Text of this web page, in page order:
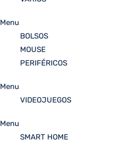
Menu
BOLSOS
MOUSE
PERIFÉRICOS
Menu
VIDEOJUEGOS
Menu
SMART HOME